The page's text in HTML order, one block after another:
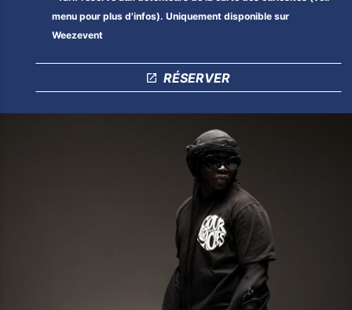
menu pour plus d'infos). Uniquement disponible sur
Weezevent
RÉSERVER